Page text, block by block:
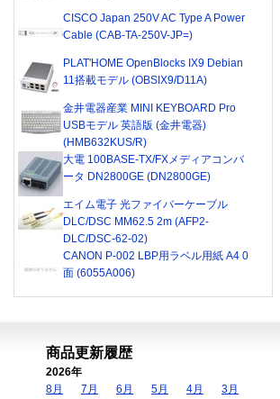
CISCO Japan 250V AC Type A Power
Cable (CAB-TA-250V-JP=)
PLAT'HOME OpenBlocks IX9 Debian
11搭載モデル (OBSIX9/D11A)
金井電器産業 MINI KEYBOARD Pro
USBモデル 英語版 (金井電器)
(HMB632KUS/R)
大電 100BASE-TX/FXメディアコンバ
ータ DN2800GE (DN2800GE)
エイム電子 光ファイバーケーブル
DLC/DSC MM62.5 2m (AFP2-
DLC/DSC-62-02)
CANON P-002 LBP用ラベル用紙 A4 0
面 (6055A006)
商品更新履歴
2026年
8月
7月 6月 5月 4月
3月